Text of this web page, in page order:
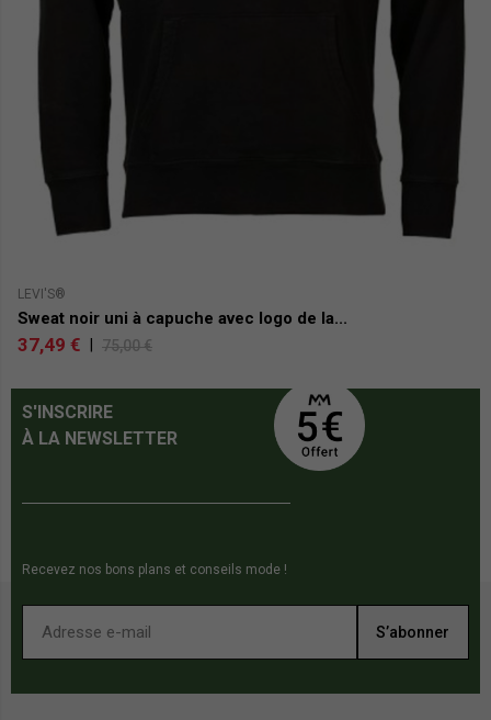
LEVI'S®
Sweat noir uni à capuche avec logo de la...
37,49 € | 75,00 €
S'INSCRIRE
À LA NEWSLETTER
Recevez nos bons plans et conseils mode !
S’abonner